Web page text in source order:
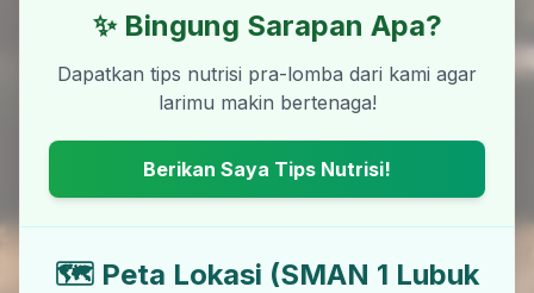
✨ Bingung Sarapan Apa?
Dapatkan tips nutrisi pra-lomba dari kami agar
larimu makin bertenaga!
Berikan Saya Tips Nutrisi!
🗺️ Peta Lokasi (SMAN 1 Lubuk